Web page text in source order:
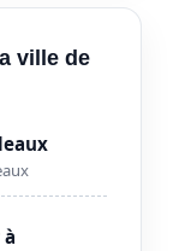
ville de
à